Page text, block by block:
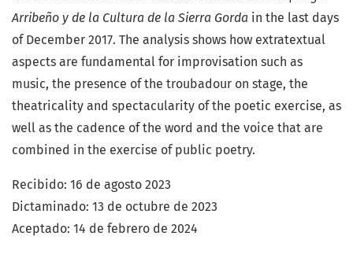
Arribeño y de la Cultura de la Sierra Gorda in the last days
of December 2017. The analysis shows how extratextual
aspects are fundamental for improvisation such as
music, the presence of the troubadour on stage, the
theatricality and spectacularity of the poetic exercise, as
well as the cadence of the word and the voice that are
combined in the exercise of public poetry.
Recibido: 16 de agosto 2023
Dictaminado: 13 de octubre de 2023
Aceptado: 14 de febrero de 2024